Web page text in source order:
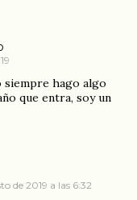
siempre hago algo
que entra, soy un
de 2019 a las 6:32